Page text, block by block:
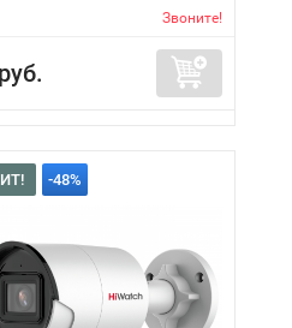
Звоните!
-48%